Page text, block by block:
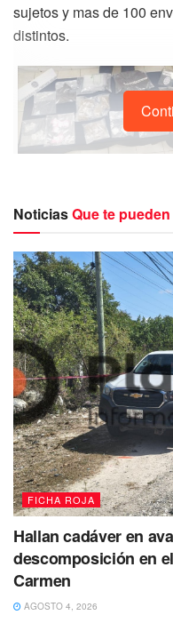
sujetos y mas de 100
distintos.
Elementos de la Policía
avenida Palma Turquesa
fraccionamiento Palmas
a Jorge “N” de 29 años,
manipulando varios
encontraba estacionado
marca Volskwagen, tipo
Luego de una
vehículo los oficiales
droga conocida como
11 con marihuana, 7
determinar y uno con
NoticiasQue te
FICHA ROJA
Hallan cadáver en
descomposición en
Carmen
AGOSTO 4, 2026